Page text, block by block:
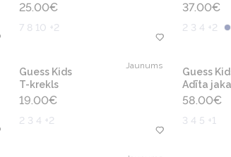
25.00€
7 8 10 +2
37.00€
2 3 4 +2
Jaunums
Guess Kids
T-krekls
19.00€
2 3 4 +2
Guess
Adīta jaka
58.00€
3 4 5 +1